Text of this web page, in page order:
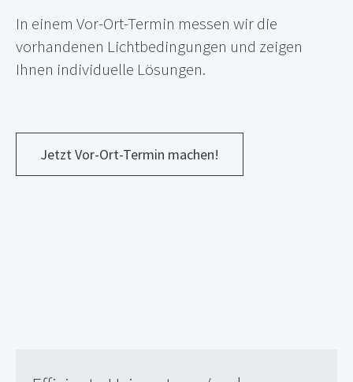
In einem Vor-Ort-Termin messen wir die
vorhandenen Lichtbedingungen und zeigen
Ihnen individuelle Lösungen.
Jetzt Vor-Ort-Termin machen!